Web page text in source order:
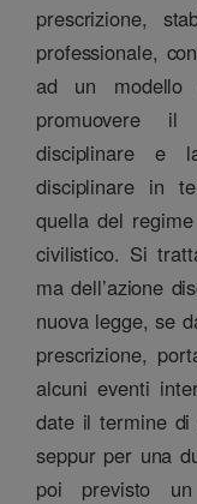
prescrizione,
professionale,
ad un modello
promuovere il
disciplinare e
disciplinare in
quella del
civilistico. Si
ma dell’azione
nuova legge, se
prescrizione,
alcuni eventi
date il termine di
seppur per una
poi previsto